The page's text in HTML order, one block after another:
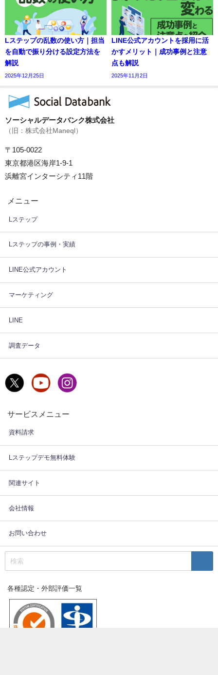
Lステップの乱数の使い方｜担当
を自動で振り分ける設定方法を
解説
2025年12月25日
LINE公式アカウントを採用に活
かすメリット｜成功事例と注意
点も解説
2025年11月2日
ソーシャルデータバンク株式会社
（旧：株式会社Maneql）
〒105-0022
東京都港区海岸1-9-1
浜離宮インターシティ11階
メニュー
Lステップ
Lステップの事例・実績
LINE公式アカウント
マーケティング
LINE
調査データ
サービスメニュー
資料請求
Lステップデモ無料体験
関連サイト
会社情報
お問い合わせ
各種認定・外部評価一覧